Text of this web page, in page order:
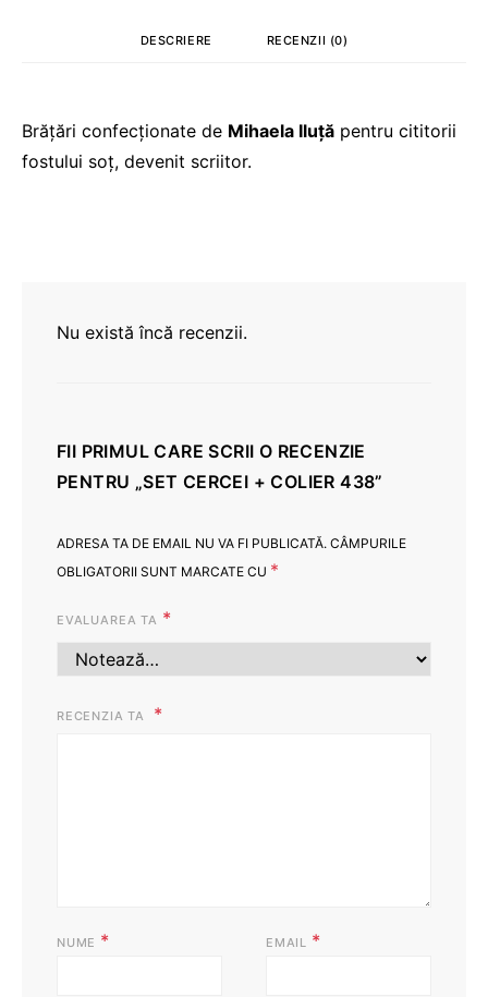
DESCRIERE RECENZII (0)
Brățări confecționate de Mihaela Iluță pentru cititorii
fostului soț, devenit scriitor.
Nu există încă recenzii.
FII PRIMUL CARE SCRII O RECENZIE
PENTRU „SET CERCEI + COLIER 438”
ADRESA TA DE EMAIL NU VA FI PUBLICATĂ. CÂMPURILE
OBLIGATORII SUNT MARCATE CU *
EVALUAREA TA *
RECENZIA TA
NUME * EMAIL *